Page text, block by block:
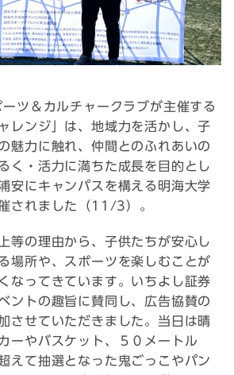
ツ＆カルチャークラブが主催する
レンジ」は、地域力を活かし、子
魅力に触れ、仲間とのふれあいの
く・活力に満ちた成長を目的とし
安にキャンパスを構える明海大学
されました（11/3）。
等の理由から、子供たちが安心し
場所や、スポーツを楽しむことが
なってきています。いちよし証券
ントの趣旨に賛同し、広告協賛の
させていただきました。当日は晴
ーやバスケット、５０メートル
えて抽選となった鬼ごっこやパン